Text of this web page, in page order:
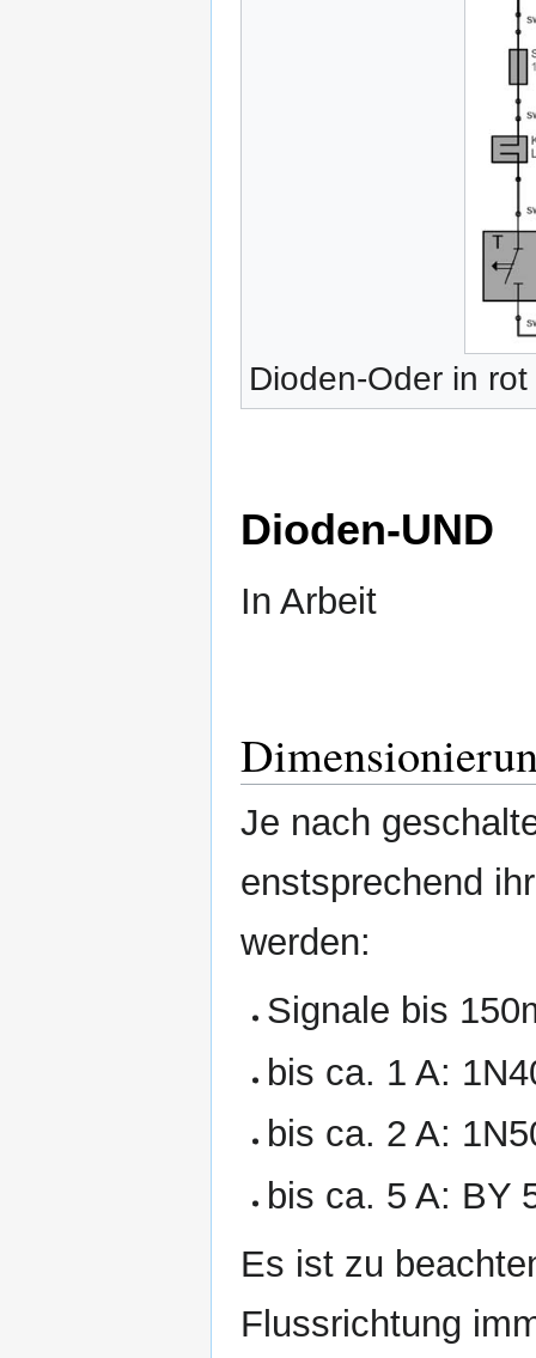
Dioden-Oder in rot
Dioden-UND
In Arbeit
Je nach
enstsprechend
werden:
Signale bis
bis ca. 1 A:
bis ca. 2 A:
bis ca. 5 A: BY
Es ist zu
Flussrichtung